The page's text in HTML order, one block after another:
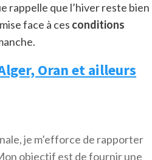
rappelle que l’hiver reste bien
face à ces conditions
Oran et ailleurs
je m’efforce de rapporter
objectif est de fournir une